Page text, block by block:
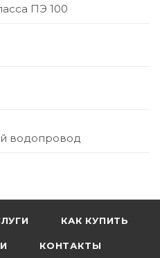
ПЭ 100
водопровод
КАК КУПИТЬ
КОНТАКТЫ